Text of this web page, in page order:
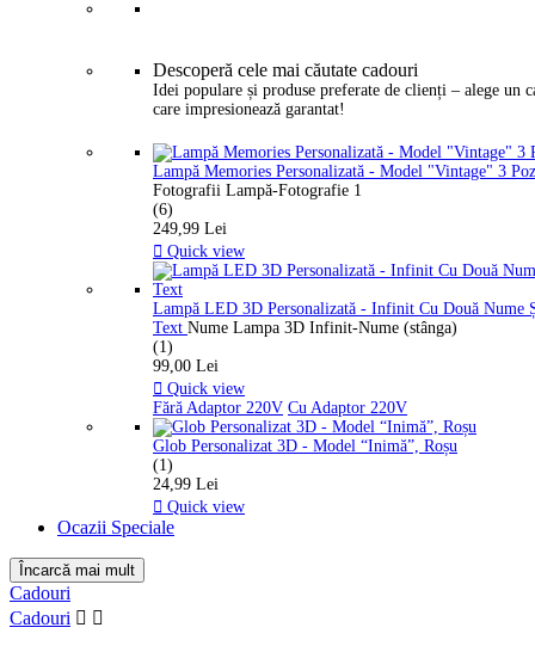
Descoperă cele mai căutate cadouri
Idei populare și produse preferate de clienți – alege un
care impresionează garantat!
Lampă Memories Personalizată - Model "Vintage" 3
Fotografii Lampă-Fotografie 1
(6)
249,99 Lei
 Quick view
Lampă LED 3D Personalizată - Infinit Cu Două Nume
Text Nume Lampa 3D Infinit-Nume (stânga)
(1)
99,00 Lei
 Quick view
Fără Adaptor 220V Cu Adaptor 220V
Glob Personalizat 3D - Model “Inimă”, Roșu
(1)
24,99 Lei
 Quick view
Ocazii Speciale
Ștergeți filtrele
Preț
Lei
Încarcă mai mult
Cadouri
Cadouri  